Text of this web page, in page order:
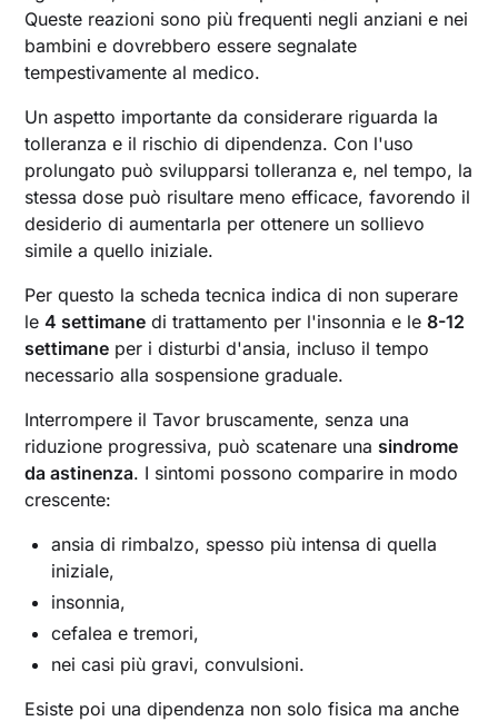
Queste reazioni sono più frequenti negli anziani e nei
bambini e dovrebbero essere segnalate
tempestivamente al medico.
Un aspetto importante da considerare riguarda la
tolleranza e il rischio di dipendenza. Con l'uso
prolungato può svilupparsi tolleranza e, nel tempo, la
stessa dose può risultare meno efficace, favorendo il
desiderio di aumentarla per ottenere un sollievo
simile a quello iniziale.
Per questo la scheda tecnica indica di non superare
le4 settimane di trattamento per l'insonnia e le8-12
settimane per i disturbi d'ansia, incluso il tempo
necessario alla sospensione graduale.
Interrompere il Tavor bruscamente, senza una
riduzione progressiva, può scatenare una sindrome
da astinenza. I sintomi possono comparire in modo
crescente:
ansia di rimbalzo, spesso più intensa di quella
iniziale,
insonnia,
cefalea e tremori,
nei casi più gravi, convulsioni.
Esiste poi una dipendenza non solo fisica ma anche